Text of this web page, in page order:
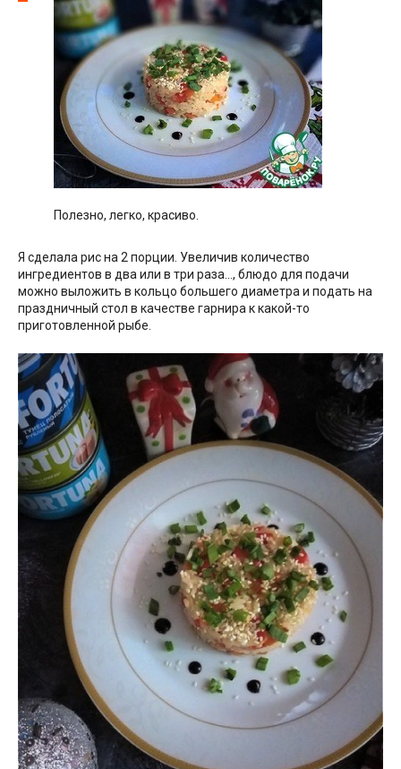
Полезно, легко, красиво.
Я сделала рис на 2 порции. Увеличив количество
ингредиентов в два или в три раза…, блюдо для подачи
можно выложить в кольцо большего диаметра и подать на
праздничный стол в качестве гарнира к какой-то
приготовленной рыбе.